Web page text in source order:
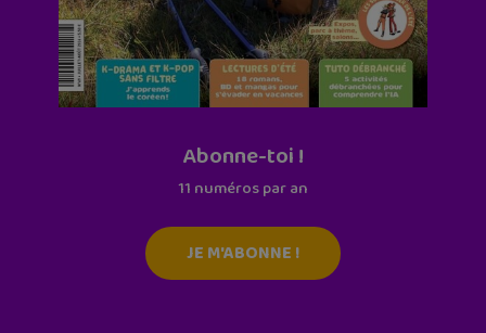
Abonne-toi !
11 numéros par an
JE M'ABONNE !